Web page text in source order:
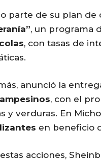
parte de su plan
, un programa
, con tasas de
anunció la
, con el
y verduras. En
en beneficio
acciones,